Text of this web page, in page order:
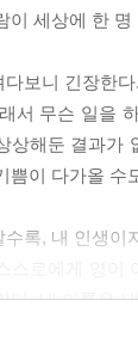
이 세상에 한
다보니 긴장한
서 무슨 일을
상해둔 결과가
쁨이 다가올 수
수록, 내 인생이
다. 내 이름은